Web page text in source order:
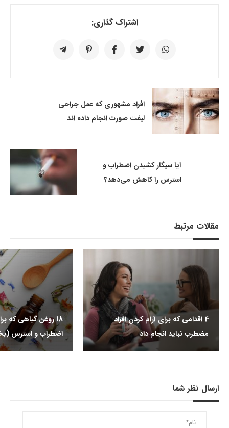
اشتراک گذاری:
افراد مشهوری که عمل جراحی
لیفت صورت انجام داده اند
آیا سیگار کشیدن اضطراب و
استرس را کاهش می‌دهد؟
مقالات مرتبط
4 اقدامی که برای آرام کردن افراد
مضطرب نباید انجام داد
18 روغن گیاهی که
اضطراب و استرس
ارسال نظر شما